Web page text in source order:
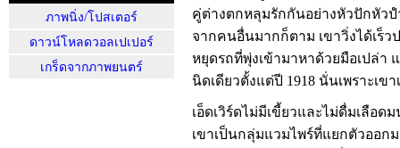
ภาพนิ่ง/โปสเตอร์
ดาวน์โหลดวอลเปเปอร์
เกร็ดจากภาพยนตร์
คู่ต่างตกหลุมรักกันอย่างหัวปักหัวป
จากคนอื่นมากก็ตาม เขาวิ่งได้เร็ว
หยุดรถที่พุ่งเข้ามาหาด้วยมือเปล่า
นิดเดียวตั้งแต่ปี 1918 นั่นเพราะเข
เอ็ดเวิร์ดไม่มีเขี้ยวและไม่ดื่มเลือด
เขาเป็นกลุ่มแวมไพร์ที่แยกตัวออก